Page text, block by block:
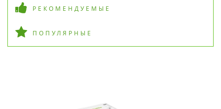
РЕКОМЕНДУЕМЫЕ
ПОПУЛЯРНЫЕ